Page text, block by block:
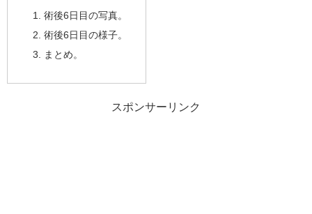
術後6日目の写真。
術後6日目の様子。
まとめ。
スポンサーリンク